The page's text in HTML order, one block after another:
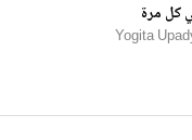
كل مرة
Yogita